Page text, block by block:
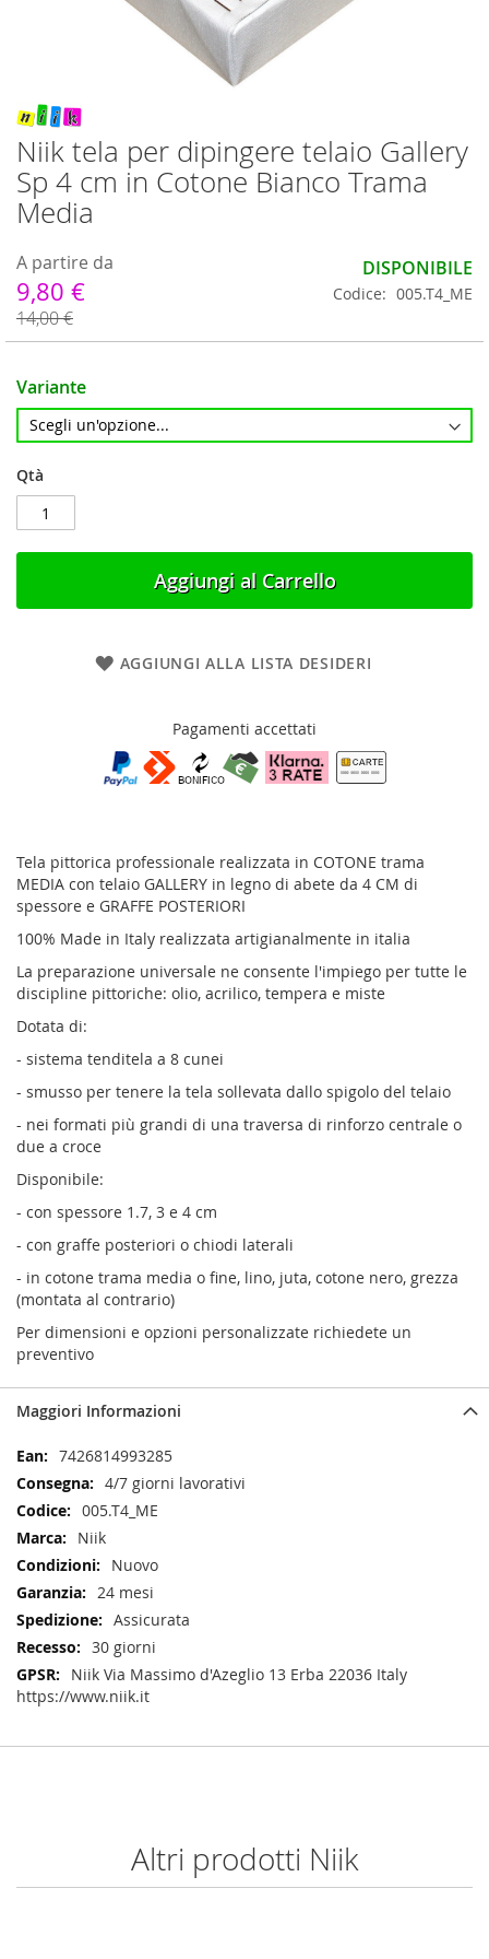
Vai
all'inizio
della
galleria
di
immagini
Niik tela per dipingere telaio Gallery
Sp 4 cm in Cotone Bianco Trama
Media
A partire da
9,80 €
14,00 €
DISPONIBILE
Codice 005.T4_ME
Variante
Qtà
Aggiungi al Carrello
AGGIUNGI ALLA LISTA DESIDERI
Pagamenti accettati
Tela pittorica professionale realizzata in COTONE trama
MEDIA con telaio GALLERY in legno di abete da 4 CM di
spessore e GRAFFE POSTERIORI
100% Made in Italy realizzata artigianalmente in italia
La preparazione universale ne consente l'impiego per tutte le
discipline pittoriche: olio, acrilico, tempera e miste
Dotata di:
- sistema tenditela a 8 cunei
- smusso per tenere la tela sollevata dallo spigolo del telaio
- nei formati più grandi di una traversa di rinforzo centrale o
due a croce
Disponibile:
- con spessore 1.7, 3 e 4 cm
- con graffe posteriori o chiodi laterali
- in cotone trama media o fine, lino, juta, cotone nero, grezza
(montata al contrario)
Per dimensioni e opzioni personalizzate richiedete un
preventivo
Maggiori Informazioni
Maggiori
Informazioni
7426814993285
4/7 giorni lavorativi
005.T4_ME
Niik
Nuovo
24 mesi
Assicurata
30 giorni
Niik Via Massimo d'Azeglio 13 Erba 22036 Italy
https://www.niik.it
Altri prodotti Niik